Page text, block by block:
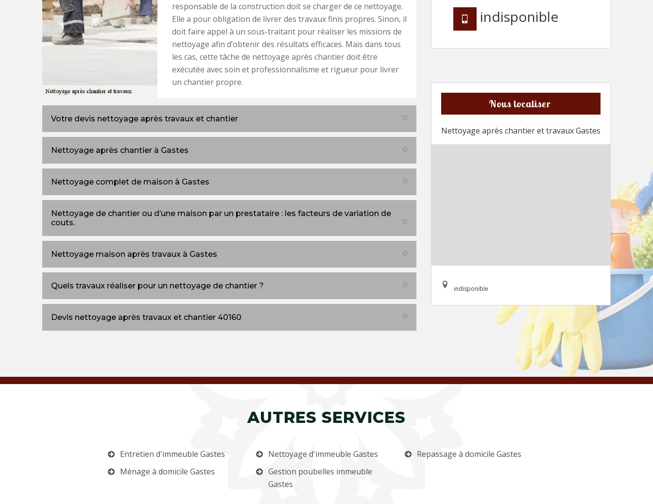
responsable de la construction doit se charger de ce nettoyage.
Elle a pour obligation de livrer des travaux finis propres. Sinon, il
doit faire appel à un sous-traitant pour réaliser les missions de
nettoyage afin d’obtenir des résultats efficaces. Mais dans tous
les cas, cette tâche de nettoyage après chantier doit être
exécutée avec soin et professionnalisme et rigueur pour livrer
un chantier propre.
Votre devis nettoyage après travaux et chantier
Nettoyage après chantier à Gastes
Nettoyage complet de maison à Gastes
Nettoyage de chantier ou d’une maison par un prestataire : les facteurs de variation de
couts.
Nettoyage maison après travaux à Gastes
Quels travaux réaliser pour un nettoyage de chantier ?
Devis nettoyage après travaux et chantier 40160
indisponible
Nous localiser
Nettoyage après chantier et travaux Gastes
indisponible
AUTRES SERVICES
Entretien d'immeuble Gastes
Ménage à domicile Gastes
Nettoyage d'immeuble Gastes
Gestion poubelles immeuble
Gastes
Repassage à domicile Gastes